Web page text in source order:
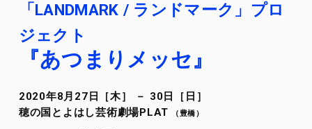
「LANDMARK / ランドマーク」プロ
ジェクト
『あつまりメッセ』
2020年8月27日［木］ － 30日［日］
穂の国とよはし芸術劇場PLAT （豊橋）